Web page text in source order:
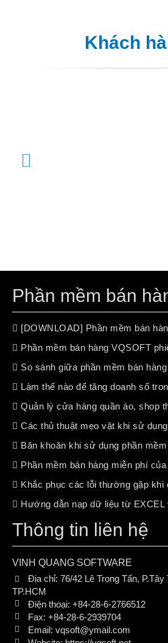
Khách
Phần mềm bán
[DOWNLOAD] Phần mềm bán hàng siêu
Phần mềm bán hàng VQSOFT
So sánh giữa phần mềm bán hàng VQBILL
Làm thế nào để tăng doanh số trong
Quản lý cửa hàng quần áo, shop thời trang nên
Các thủ thuật mẹo vặt khi sử dụng phần
Băn khoăn khi sử dụng phần
Phần mềm bán hàng miễn phí của
Khắc phục các lỗi thường gặp khi cài
Hướng dẫn nạp dữ liệu từ EXCEL
Thông tin liên hệ
VINH QUANG SOFTWARE
Địa chỉ: 76/42 Lê Trọng Tấn,
TP.HCM
Điện thoại: +84-28-6-2766512
Fax: +84-28-6-2939704
Email: vqsoft@ymail.com